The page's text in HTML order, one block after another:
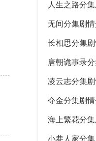
人生之路分
无间分集剧
长相思分集
唐朝诡事录
凌云志分集
夺金分集剧
海上繁花分
小巷人家分